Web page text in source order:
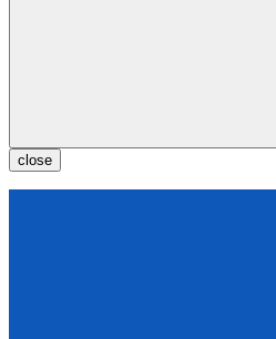
close